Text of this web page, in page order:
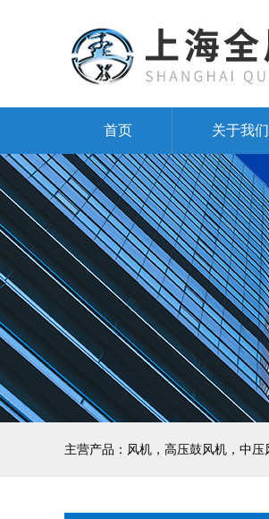
首页 关于我们
主营产品：风机，高压鼓风机，中